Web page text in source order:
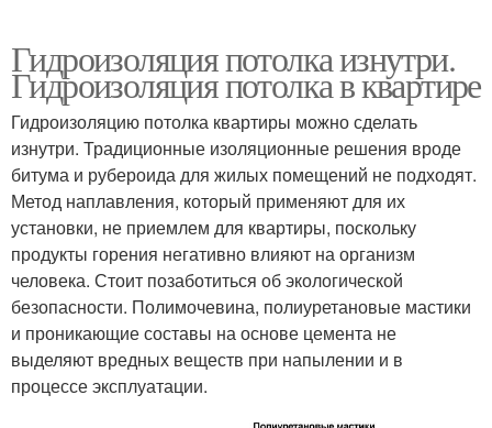
Гидроизоляция потолка изнутри.
Гидроизоляция потолка в квартире
Гидроизоляцию потолка квартиры можно сделать
изнутри. Традиционные изоляционные решения вроде
битума и рубероида для жилых помещений не подходят.
Метод наплавления, который применяют для их
установки, не приемлем для квартиры, поскольку
продукты горения негативно влияют на организм
человека. Стоит позаботиться об экологической
безопасности. Полимочевина, полиуретановые мастики
и проникающие составы на основе цемента не
выделяют вредных веществ при напылении и в
процессе эксплуатации.